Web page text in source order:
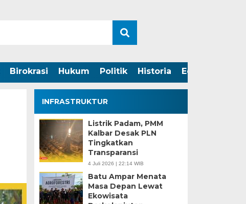
Birokrasi Hukum Politik Historia Edukasi
INFRASTRUKTUR
Listrik Padam, PMM
Kalbar Desak PLN
Tingkatkan
Transparansi
4 Juli 2026 | 22:14 WIB
Batu Ampar Menata
Masa Depan Lewat
Ekowisata